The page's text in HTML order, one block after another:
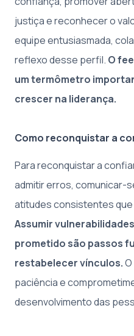
justiça e reconhecer o
equipe entusiasmada,
reflexo desse perfil. O
um termômetro
crescer na liderança.
Como reconquistar a
Para reconquistar a
admitir erros, comunicar-
atitudes consistentes
Assumir
prometido são passos
restabelecer vínculos.
paciência e
desenvolvimento das